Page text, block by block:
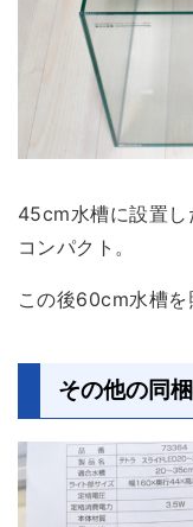
45cm水槽に設置し
コンパクト。
この後60cm水槽を
その他の同